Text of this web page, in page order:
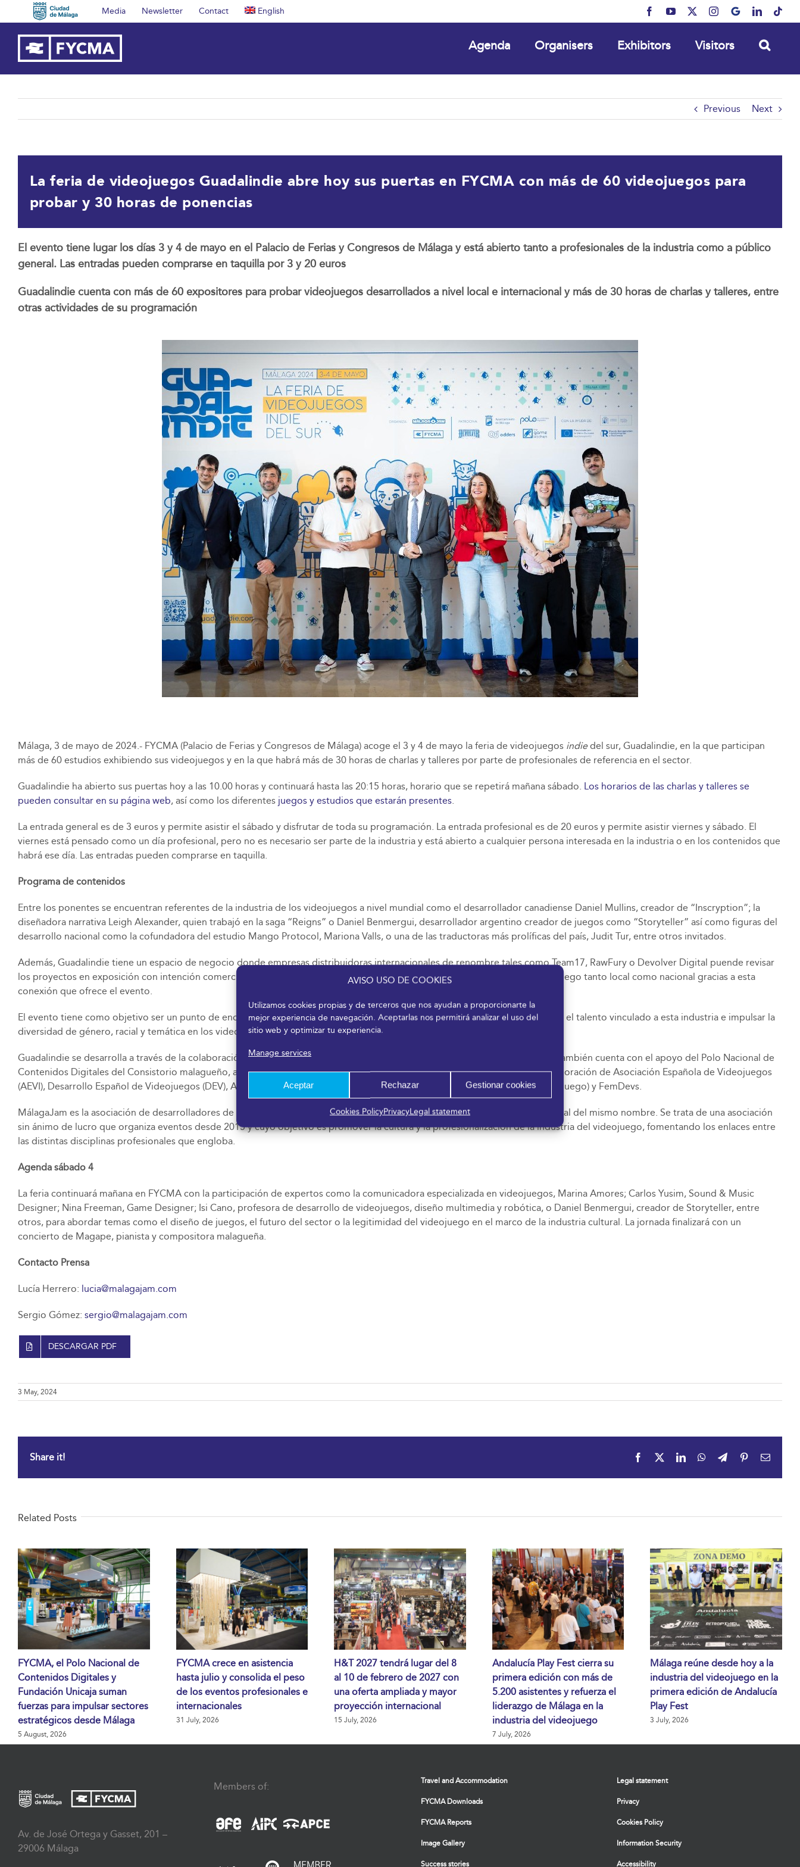
AVISO USO DE COOKIES
Utilizamos cookies propias y de terceros que nos ayudan a proporcionarte la
mejor experiencia de navegación. Aceptarlas nos permitirá analizar el uso del
sitio web y optimizar tu experiencia.
Manage services
Aceptar Rechazar Gestionar cookies
Cookies PolicyPrivacyLegal statement
to
content
Media Newsletter Contact English FacebookYouTube Instagram
MyBusinessLinkedIn
Agenda Organisers Exhibitors Visitors
Previous Next
La feria de videojuegos Guadalindie abre hoy sus puertas en FYCMA con más de 60 videojuegos para
probar y 30 horas de ponencias
El evento tiene lugar los días 3 y 4 de mayo en el Palacio de Ferias y Congresos de Málaga y está abierto tanto a profesionales de la industria como a público
general. Las entradas pueden comprarse en taquilla por 3 y 20 euros
Guadalindie cuenta con más de 60 expositores para probar videojuegos desarrollados a nivel local e internacional y más de 30 horas de charlas y talleres, entre
otras actividades de su programación
Málaga, 3 de mayo de 2024.- FYCMA (Palacio de Ferias y Congresos de Málaga) acoge el 3 y 4 de mayo la feria de videojuegos indiedel sur, Guadalindie, en la que participan
más de 60 estudios exhibiendo sus videojuegos y en la que habrá más de 30 horas de charlas y talleres por parte de profesionales de referencia en el sector.
Guadalindie ha abierto sus puertas hoy a las 10.00 horas y continuará hasta las 20:15 horas, horario que se repetirá mañana sábado. Los horarios de las charlas y talleres se
pueden consultar en su página web, así como los diferentes juegos y estudios que estarán presentes.
La entrada general es de 3 euros y permite asistir el sábado y disfrutar de toda su programación. La entrada profesional es de 20 euros y permite asistir viernes y sábado. El
viernes está pensado como un día profesional, pero no es necesario ser parte de la industria y está abierto a cualquier persona interesada en la industria o en los contenidos que
habrá ese día. Las entradas pueden comprarse en taquilla.
Programa de contenidos
Entre los ponentes se encuentran referentes de la industria de los videojuegos a nivel mundial como el desarrollador canadiense Daniel Mullins, creador de “Inscryption”; la
diseñadora narrativa Leigh Alexander, quien trabajó en la saga “Reigns” o Daniel Benmergui, desarrollador argentino creador de juegos como “Storyteller” así como figuras del
desarrollo nacional como la cofundadora del estudio Mango Protocol, Mariona Valls, o una de las traductoras más prolíficas del país, Judit Tur, entre otros invitados.
Además, Guadalindie tiene un espacio de negocio donde empresas distribuidoras internacionales de renombre tales como Team17, RawFury o Devolver Digital puende revisar
los proyectos en exposición con intención comercial para lanzarse al mercado. Esto permitirá potenciar la industria del videojuego tanto local como nacional gracias a esta
conexión que ofrece el evento.
El evento tiene como objetivo ser un punto de encuentro entre profesionales, desarrolladores y asistentes, así como fomentar el talento vinculado a esta industria e impulsar la
diversidad de género, racial y temática en los videojuegos.
Guadalindie se desarrolla a través de la colaboración entre la asociación MálagaJam y FYCMA, del Ayuntamiento de Málaga. También cuenta con el apoyo del Polo Nacional de
Contenidos Digitales del Consistorio malagueño, así como de Devolver Digital, Odders, The Game Kitchen además de la colaboración de Asociación Española de Videojuegos
(AEVI), Desarrollo Español de Videojuegos (DEV), Anait Games, Resistencia Videolúdica, CSVI (Coordinadora Sindical del Videojuego) y FemDevs.
MálagaJam es la asociación de desarrolladores de videojuegos de Málaga responsable de la maratón de videojuegos presencial del mismo nombre. Se trata de una asociación
sin ánimo de lucro que organiza eventos desde 2015 y cuyo objetivo es promover la cultura y la profesionalización de la industria del videojuego, fomentando los enlaces entre
las distintas disciplinas profesionales que engloba.
Agenda sábado 4
La feria continuará mañana en FYCMA con la participación de expertos como la comunicadora especializada en videojuegos, Marina Amores; Carlos Yusim, Sound & Music
Designer; Nina Freeman, Game Designer; Isi Cano, profesora de desarrollo de videojuegos, diseño multimedia y robótica, o Daniel Benmergui, creador de Storyteller, entre
otros, para abordar temas como el diseño de juegos, el futuro del sector o la legitimidad del videojuego en el marco de la industria cultural. La jornada finalizará con un
concierto de Magape, pianista y compositora malagueña.
Contacto Prensa
Lucía Herrero: lucia@malagajam.com
Sergio Gómez: sergio@malagajam.com
DESCARGAR PDF
3 May, 2024
Share it! Facebook LinkedInWhatsApp
TelegramPinterestEmail
Related Posts
FYCMA, el Polo Nacional de
Contenidos Digitales y
Fundación Unicaja suman
fuerzas para impulsar sectores
estratégicos desde Málaga
5 August, 2026
FYCMA crece en asistencia
hasta julio y consolida el peso
de los eventos profesionales e
internacionales
31 July, 2026
H&T 2027 tendrá lugar del 8
al 10 de febrero de 2027 con
una oferta ampliada y mayor
proyección internacional
15 July, 2026
Andalucía Play Fest cierra su
primera edición con más de
5.200 asistentes y refuerza el
liderazgo de Málaga en la
industria del videojuego
7 July, 2026
Málaga reúne desde hoy a la
industria del videojuego en la
primera edición de Andalucía
Play Fest
3 July, 2026
Av. de José Ortega y Gasset, 201 –
29006 Málaga
Members of: Travel and Accommodation
FYCMA Downloads
FYCMA Reports
Image Gallery
Success stories
Legal statement
Privacy
Cookies Policy
Information Security
Accessibility